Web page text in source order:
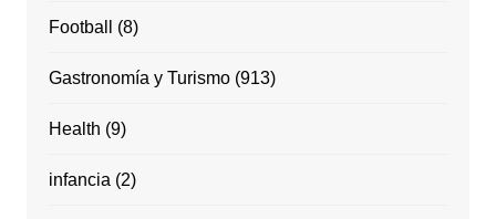
Football (8)
Gastronomía y Turismo(913)
Health (9)
infancia (2)